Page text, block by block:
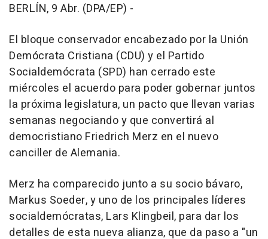
BERLÍN, 9 Abr. (DPA/EP) -
El bloque conservador encabezado por la Unión
Demócrata Cristiana (CDU) y el Partido
Socialdemócrata (SPD) han cerrado este
miércoles el acuerdo para poder gobernar juntos
la próxima legislatura, un pacto que llevan varias
semanas negociando y que convertirá al
democristiano Friedrich Merz en el nuevo
canciller de Alemania.
Merz ha comparecido junto a su socio bávaro,
Markus Soeder, y uno de los principales líderes
socialdemócratas, Lars Klingbeil, para dar los
detalles de esta nueva alianza, que da paso a "un